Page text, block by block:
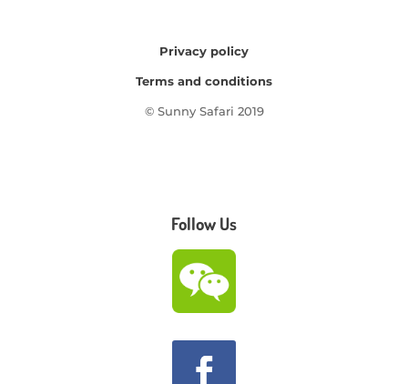
Privacy policy
Terms and conditions
© Sunny Safari 2019
Follow Us